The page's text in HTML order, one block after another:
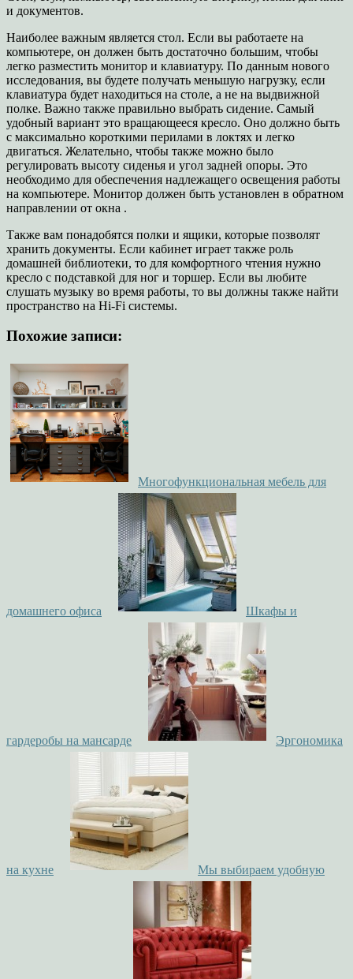
и документов.
Наиболее важным является стол. Если вы работаете на
компьютере, он должен быть достаточно большим, чтобы
легко разместить монитор и клавиатуру. По данным нового
исследования, вы будете получать меньшую нагрузку, если
клавиатура будет находиться на столе, а не на выдвижной
полке. Важно также правильно выбрать сидение. Самый
удобный вариант это вращающееся кресло. Оно должно быть
с максимально короткими перилами в локтях и легко
двигаться. Желательно, чтобы также можно было
регулировать высоту сиденья и угол задней опоры. Это
необходимо для обеспечения надлежащего освещения работы
на компьютере. Монитор должен быть установлен в обратном
направлении от окна .
Также вам понадобятся полки и ящики, которые позволят
хранить документы. Если кабинет играет также роль
домашней библиотеки, то для комфортного чтения нужно
кресло с подставкой для ног и торшер. Если вы любите
слушать музыку во время работы, то вы должны также найти
пространство на Hi-Fi системы.
Похожие записи:
Многофункциональная мебель для
домашнего офиса Шкафы и
гардеробы на мансарде Эргономика
на кухне Мы выбираем удобную